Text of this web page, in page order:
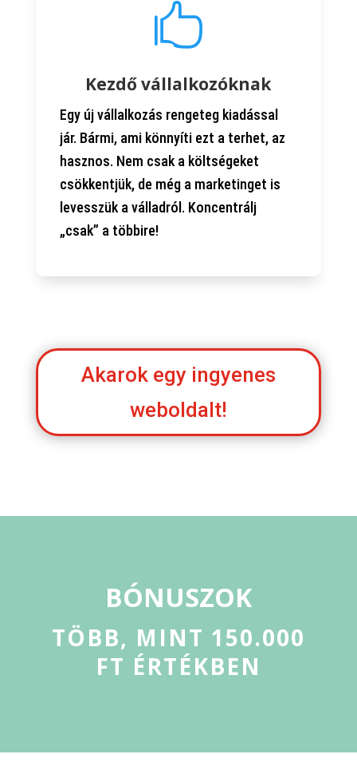

Kezdő vállalkozóknak
Egy új vállalkozás rengeteg kiadással
jár. Bármi, ami könnyíti ezt a terhet, az
hasznos. Nem csak a költségeket
csökkentjük, de még a marketinget is
levesszük a válladról. Koncentrálj
„csak” a többire!
Akarok egy ingyenes
weboldalt!
BÓNUSZOK
TÖBB, MINT 150.000
FT ÉRTÉKBEN